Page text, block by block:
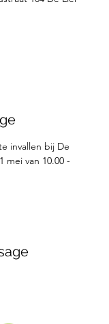
invallen bij De
mei van 10.00 -